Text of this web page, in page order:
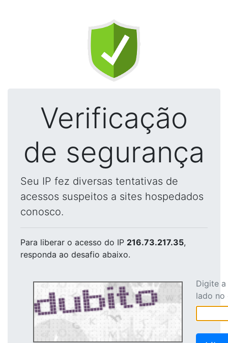
Verificação
de segurança
Seu IP fez diversas tentativas de
acessos suspeitos a sites hospedados
conosco.
Para liberar o acesso do IP 216.73.217.35,
responda ao desafio abaixo.
Digite
lado no